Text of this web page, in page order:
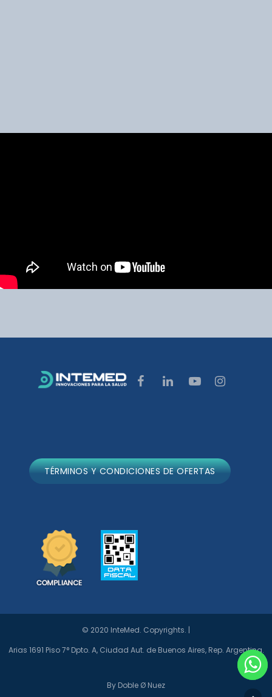
TÉRMINOS Y CONDICIONES DE OFERTAS
© 2020 InteMed. Copyrights. |
Arias 1691 Piso 7° Dpto. A, Ciudad Aut. de Buenos Aires, Rep. Argentina.
By Doble Ø Nuez